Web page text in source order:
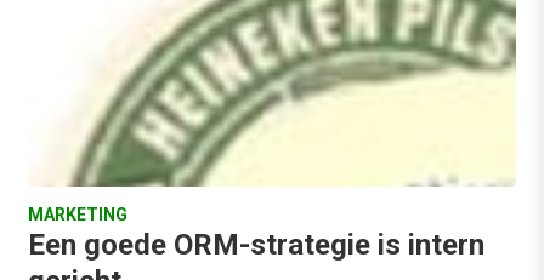
MARKETING
Een goede ORM-strategie is intern